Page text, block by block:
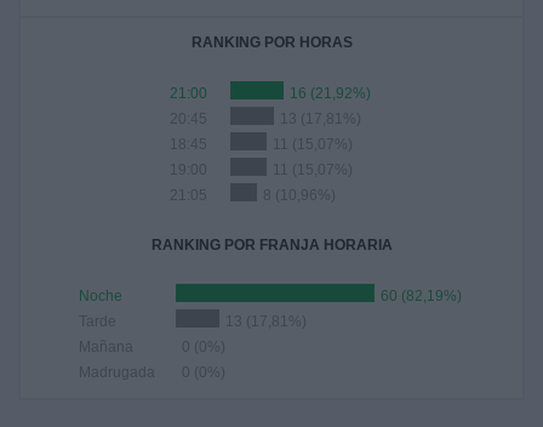
RANKING POR HORAS
21:00
16 (21,92%)
20:45
13 (17,81%)
18:45
11 (15,07%)
19:00
11 (15,07%)
21:05
8 (10,96%)
RANKING POR FRANJA HORARIA
Noche
60 (82,19%)
Tarde
13 (17,81%)
Mañana
0 (0%)
Madrugada
0 (0%)